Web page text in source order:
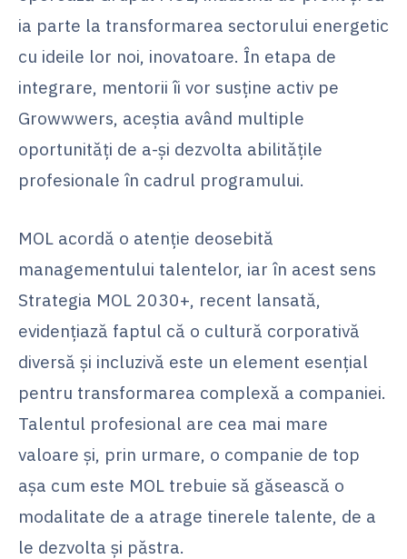
ia parte la transformarea sectorului energetic
cu ideile lor noi, inovatoare. În etapa de
integrare, mentorii îi vor susține activ pe
Growwwers, aceștia având multiple
oportunități de a-și dezvolta abilitățile
profesionale în cadrul programului.
MOL acordă o atenție deosebită
managementului talentelor, iar în acest sens
Strategia MOL 2030+, recent lansată,
evidențiază faptul că o cultură corporativă
diversă și incluzivă este un element esențial
pentru transformarea complexă a companiei.
Talentul profesional are cea mai mare
valoare și, prin urmare, o companie de top
așa cum este MOL trebuie să găsească o
modalitate de a atrage tinerele talente, de a
le dezvolta și păstra.